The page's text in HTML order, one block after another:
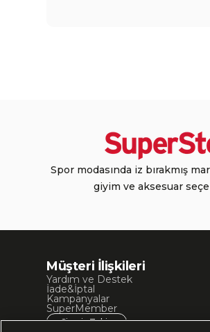
Spor modasında iz bırakmış
giyim ve aksesuar
Müşteri İlişkileri
Yardım ve Destek
İade&İptal
Kampanyalar
SuperMember
Sipariş Takip